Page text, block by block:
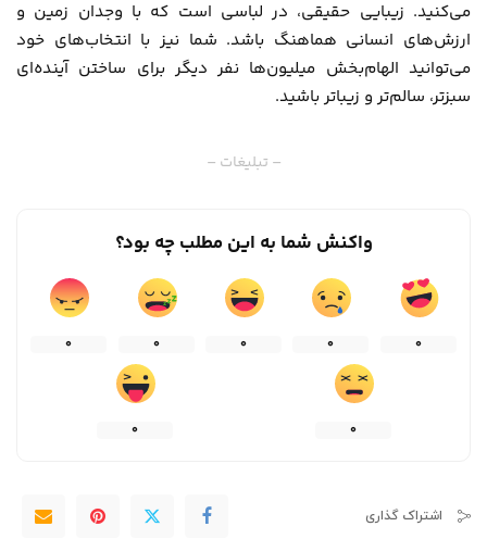
می‌کنید. زیبایی حقیقی، در لباسی است که با وجدان زمین و
ارزش‌های انسانی هماهنگ باشد. شما نیز با انتخاب‌های خود
می‌توانید الهام‌بخش میلیون‌ها نفر دیگر برای ساختن آینده‌ای
سبزتر، سالم‌تر و زیباتر باشید.
– تبلیغات –
واکنش شما به این مطلب چه بود؟
0
0
0
0
0
0
0
اشتراک گذاری